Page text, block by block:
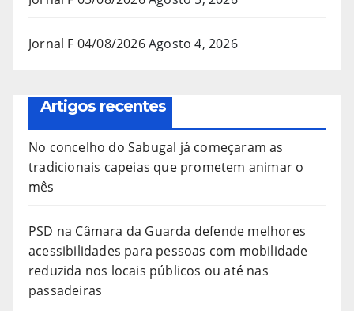
Jornal F 04/08/2026Agosto 4, 2026
Artigos recentes
No concelho do Sabugal já começaram as
tradicionais capeias que prometem animar o
mês
PSD na Câmara da Guarda defende melhores
acessibilidades para pessoas com mobilidade
reduzida nos locais públicos ou até nas
passadeiras